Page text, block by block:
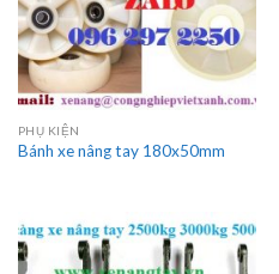
PHỤ KIỆN
Bánh xe nâng tay 180x50mm